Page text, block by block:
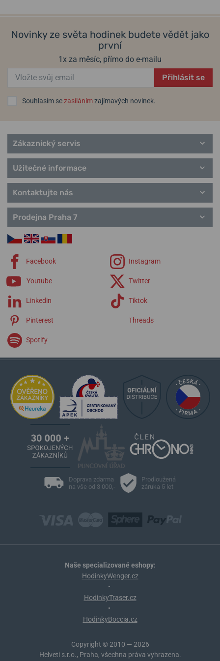
Novinky ze světa hodinek budete vědět jako
první
1x za měsíc, přímo do e-mailu
Přihlásit se
Souhlasím sezasílánímzajímavých novinek.
Zákaznický servis
Užitečné informace
Kontaktujte nás
Prodejna Praha 7
Facebook Instagram
Youtube Twitter
Linkedin Tiktok
Pinterest Threads
Spotify
Doprava zdarma
na vše od 3 000,-
Prodloužená
záruka 5 let
Naše specializované eshopy:
HodinkyWenger.cz
•
HodinkyTraser.cz
•
HodinkyBoccia.cz
Copyright © 2010 — 2026
Helveti s.r.o., Praha, všechna práva vyhrazena.